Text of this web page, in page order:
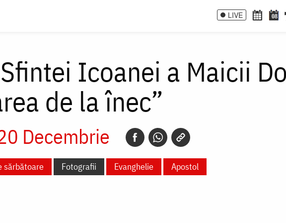
LIVE 08
Icoanei a Maicii
de la înec”
Decembrie
sărbătoare Fotografii Evanghelie Apostol